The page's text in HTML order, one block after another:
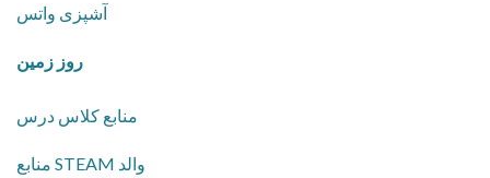
آشپزی واتس
روز زمین
منابع کلاس درس
منابع STEAM والد